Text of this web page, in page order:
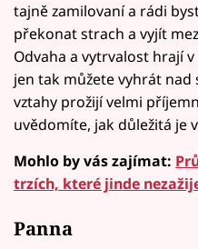
tajně zamilovaní a rádi
překonat strach a vyjít
Odvaha a vytrvalost hrají
jen tak můžete vyhrát
vztahy prožijí velmi
uvědomíte, jak důležitá je
Mohlo by vás zajímat:
trzích, které jinde
Panna